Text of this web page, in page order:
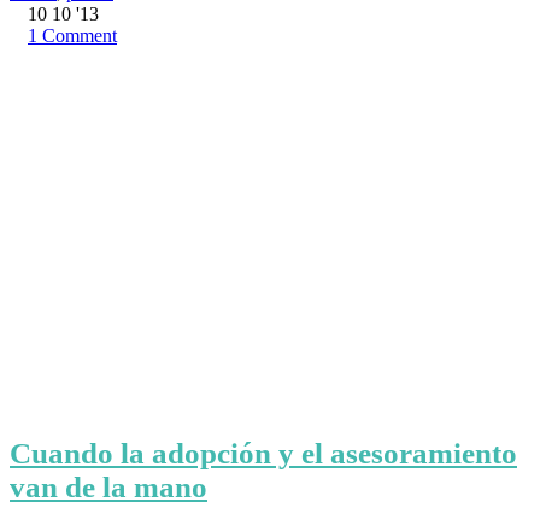
10 10 '13
1 Comment
Cuando la adopción y el asesoramiento
van de la mano